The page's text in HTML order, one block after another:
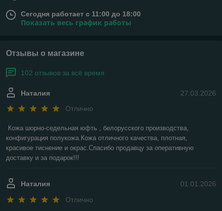
Сегодня работает с 11:00 до 18:00
Показать весь график работы
Отзывы о магазине
102 отзывов за всё время
27.03.2026
Наталия
Отлично
Кожа шорно-седельная юфть , белорусского производства,
конфигурация полукожа.Кожа отличного качества, плотная,
красивое тиснение и окрас.Спасибо продавцу за оперативную
доставку и за подарок!!!
01.01.2026
Наталия
Отлично